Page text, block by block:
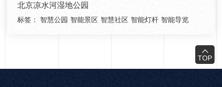
TOP
北京凉水河湿地公园
标签： 智慧公园 智能景区 智慧社区 智能灯杆 智能导览